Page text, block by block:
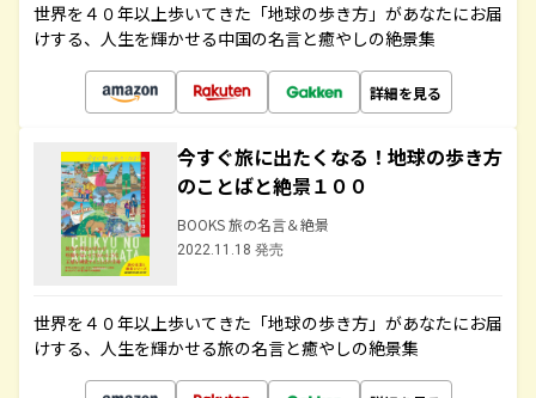
世界を４０年以上歩いてきた「地球の歩き方」があなたにお届
けする、人生を輝かせる中国の名言と癒やしの絶景集
詳細を見る
今すぐ旅に出たくなる！地球の歩き方
のことばと絶景１００
BOOKS 旅の名言＆絶景
2022.11.18 発売
世界を４０年以上歩いてきた「地球の歩き方」があなたにお届
けする、人生を輝かせる旅の名言と癒やしの絶景集